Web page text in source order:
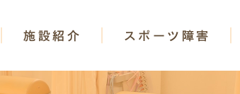
施設紹介 スポーツ障害